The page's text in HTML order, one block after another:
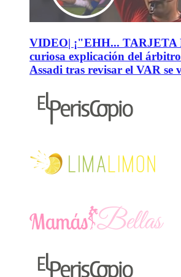
VIDEO| ¡"EHH...
curiosa explicación del
Assadi tras revisar el VAR se